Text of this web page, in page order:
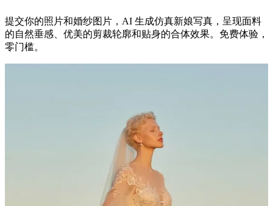
提交你的照片和婚纱图片，AI 生成仿真新娘写真，呈现面料
的自然垂感、优美的剪裁轮廓和贴身的合体效果。免费体验，
零门槛。